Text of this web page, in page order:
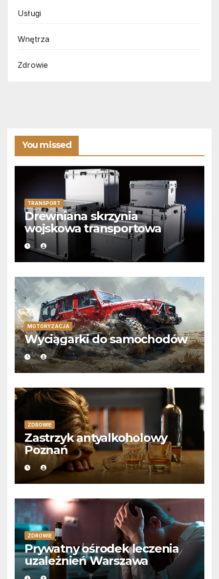
Usługi
Wnętrza
Zdrowie
You missed
TRANSPORT
Drewniana skrzynia
wojskowa transportowa
MOTORYZACJA
Wyciągarki do samochodów
ZDROWIE
Zastrzyk antyalkoholowy
Poznań
ZDROWIE
Prywatny ośrodek leczenia
uzależnień Warszawa